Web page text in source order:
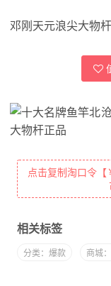
邓刚天元浪尖大物
点击复制淘口令【￥
相关标签
分类：爆款 商城